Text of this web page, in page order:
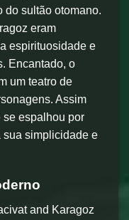
do sultão otomano.
eram
espirituosidade e
Encantado, o
um teatro de
Assim
se espalhou por
sua simplicidade e
and Karagoz